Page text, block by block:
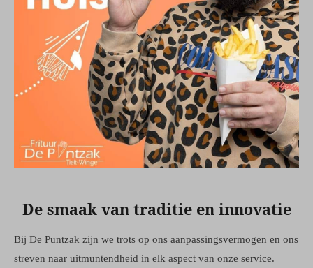
De smaak van traditie en innovatie
Bij De Puntzak zijn we trots op ons aanpassingsvermogen en ons
streven naar uitmuntendheid in elk aspect van onze service.